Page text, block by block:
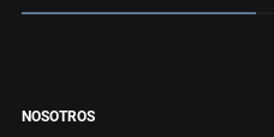
NOSOTROS